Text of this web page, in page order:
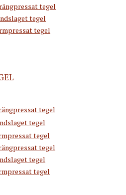
tegel
tegel
tegel
tegel
tegel
tegel
tegel
tegel
tegel